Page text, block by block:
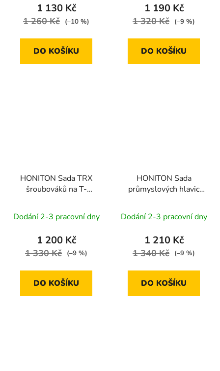
1 130 Kč
1 260 Kč (–10 %)
DO KOŠÍKU
1 190 Kč
1 320 Kč (–9 %)
DO KOŠÍKU
HONITON Sada TRX
šroubováků na T-
plato C
Dodání 2-3 pracovní dny
1 200 Kč
1 330 Kč (–9 %)
DO KOŠÍKU
HONITON Sada
průmyslových hlavic
plato A
Dodání 2-3 pracovní dny
1 210 Kč
1 340 Kč (–9 %)
DO KOŠÍKU